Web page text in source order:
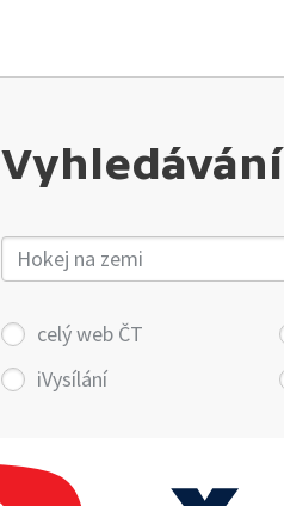
Vyhledávání
celý web ČT
iVysílání